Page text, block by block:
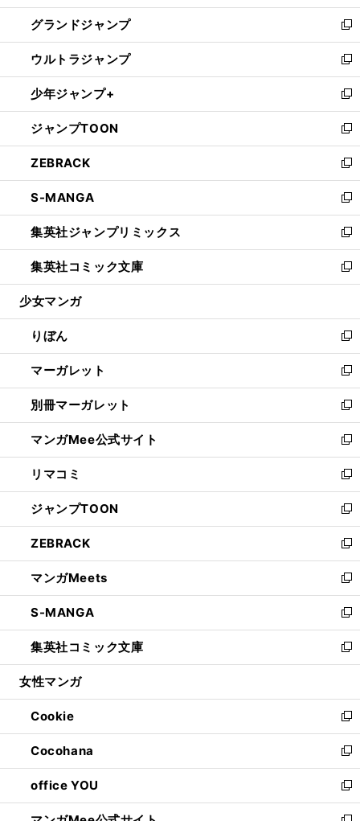
ウ
で
開
く
ン
ド
ウ
で
開
く
ウ
ィ
ン
ド
ウ
で
開
く
し
い
ウ
ィ
ン
ド
ウ
で
開
く
グランドジャンプ
新
し
い
ウ
ィ
ン
ド
ウ
で
開
く
ウルトラジャンプ
新
し
い
ウ
ィ
ン
ド
ウ
で
開
く
少年ジャンプ+
新
し
い
ウ
ィ
ン
ド
ウ
で
開
く
ジャンプTOON
新
し
い
ウ
ィ
ン
ド
ウ
で
開
ZEBRACK
新
し
い
ウ
ィ
ン
ド
ウ
開
く
S-MANGA
新
し
い
ウ
ィ
ン
ウ
で
開
く
集英社ジャンプリミックス
新
し
い
ウ
ン
ド
ウ
で
開
く
集英社コミック文庫
新
し
ウ
ィ
ン
ド
ウ
で
開
く
少女マンガ
りぼん
新
し
い
ウ
ィ
ン
ド
ウ
で
開
く
マーガレット
新
し
い
ウ
ィ
ン
ド
ウ
で
開
く
別冊マーガレット
新
し
い
ウ
ィ
ン
ド
ウ
で
開
く
マンガMee公式サイト
新
し
い
ウ
ィ
ン
ド
ウ
で
開
く
リマコミ
新
し
い
ウ
ィ
ン
ド
ウ
で
開
く
ジャンプTOON
新
し
い
ウ
ィ
ン
ド
ウ
で
開
ZEBRACK
新
し
い
ウ
ィ
ン
ド
ウ
開
く
マンガMeets
新
し
い
ウ
ィ
ン
ウ
で
開
く
S-MANGA
新
し
い
ウ
ン
ド
ウ
で
開
く
集英社コミック文庫
新
し
ウ
ィ
ン
ド
ウ
で
開
女性マンガ
Cookie
新
し
い
ウ
ィ
ン
Cocohana
新
し
い
ウ
office YOU
新
し